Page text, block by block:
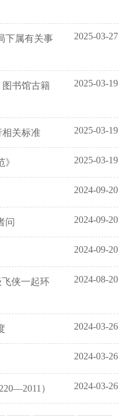
下属有关事
2025-03-27
图书馆古籍
2025-03-19
相关标准 2025-03-19
2025-03-19
2024-09-20
问 2024-09-20
2024-09-20
侠一起环
2024-08-20
2024-03-26
2024-03-26
） 2024-03-26